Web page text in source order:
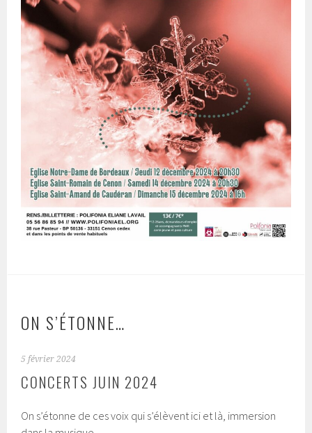
ON S’ÉTONNE…
5 février 2024
CONCERTS JUIN 2024
On s’étonne de ces voix qui s’élèvent ici et là, immersion